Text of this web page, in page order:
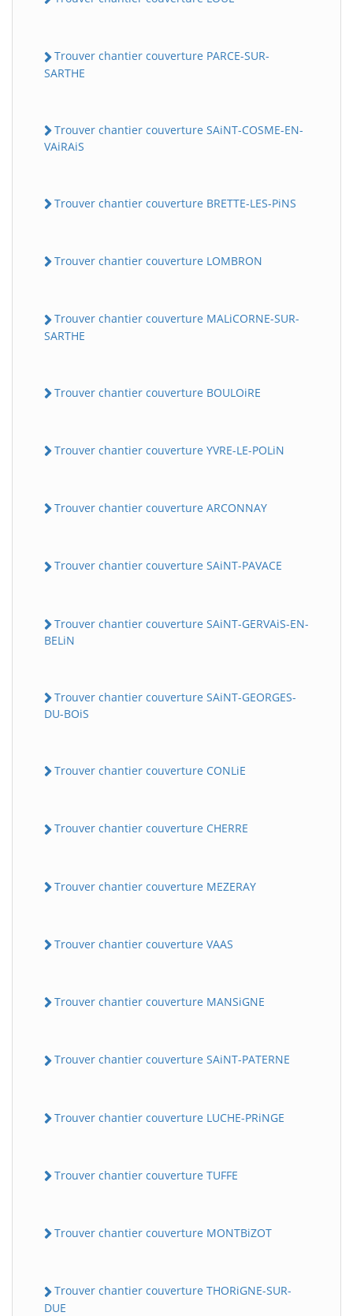
Trouver chantier couverture PARCE-SUR-
SARTHE
Trouver chantier couverture SAiNT-COSME-EN-
VAiRAiS
Trouver chantier couverture BRETTE-LES-PiNS
Trouver chantier couverture LOMBRON
Trouver chantier couverture MALiCORNE-SUR-
SARTHE
Trouver chantier couverture BOULOiRE
Trouver chantier couverture YVRE-LE-POLiN
Trouver chantier couverture ARCONNAY
Trouver chantier couverture SAiNT-PAVACE
Trouver chantier couverture SAiNT-GERVAiS-EN-
BELiN
Trouver chantier couverture SAiNT-GEORGES-
DU-BOiS
Trouver chantier couverture CONLiE
Trouver chantier couverture CHERRE
Trouver chantier couverture MEZERAY
Trouver chantier couverture VAAS
Trouver chantier couverture MANSiGNE
Trouver chantier couverture SAiNT-PATERNE
Trouver chantier couverture LUCHE-PRiNGE
Trouver chantier couverture TUFFE
Trouver chantier couverture MONTBiZOT
Trouver chantier couverture THORiGNE-SUR-
DUE